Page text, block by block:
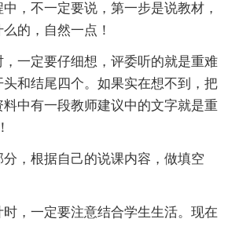
不一定要说，第一步是说教材，
的，自然一点！
一定要仔细想，评委听的就是重难
头和结尾四个。如果实在想不到，把
中有一段教师建议中的文字就是重
，根据自己的说课内容，做填空
，一定要注意结合学生生活。现在